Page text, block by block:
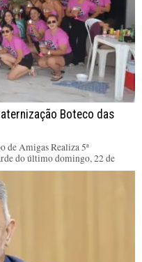
Boteco das
de Amigas Realiza 5ª
do último domingo, 22 de